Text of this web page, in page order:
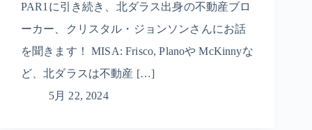
PAR1に引き続き、北ダラス出身の不動産ブロ
ーカー、クリスタル・ジョンソンさんにお話
を聞きます！ MISA: Frisco, Planoや McKinnyな
ど、北ダラスは不動産 […]
5月 22, 2024